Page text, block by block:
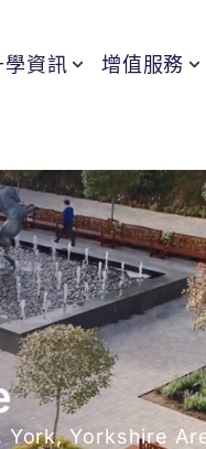
學資訊 增值服務
Yorkshire